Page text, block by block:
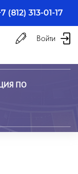
(812) 313-01-17
Войти
ПО